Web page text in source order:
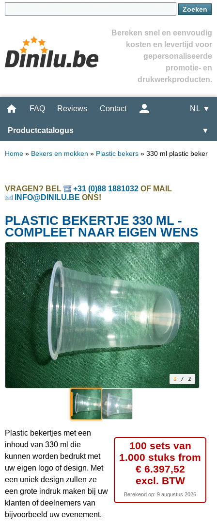
Bereken snel en eenvoudig
kosten en levertijd voor
gepersonaliseerde
promotie- en
drukwerkproducten.
FAQ Reviews Contact NL ▼
Productcatalogus ▼
Home » Bekers en mokken » Plastic bekers » 330 ml plastic beker
VRAGEN? BEL +31 (0)88 1881032 OF MAIL
INFO@DINILU.BE ONS!
PLASTIC BEKERTJE 330 ML -
COMPLEET NAAR EIGEN WENS
1 / 2
100 sets van
1.000 stuks from
€ 6.397,52
excl. BTW
Berekend op: 9 augustus 2026
Plastic bekertjes met een
inhoud van 330 ml die
kunnen worden bedrukt met
uw eigen logo of design. Met
een uniek design zullen ze
een grote indruk maken bij uw
klanten of deelnemers van
bijvoorbeeld uw evenement.